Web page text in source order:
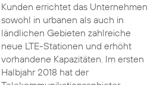
Kunden errichtet das Unternehmen
sowohl in urbanen als auch in
ländlichen Gebieten zahlreiche
neue LTE-Stationen und erhöht
vorhandene Kapazitäten. Im ersten
Halbjahr 2018 hat der